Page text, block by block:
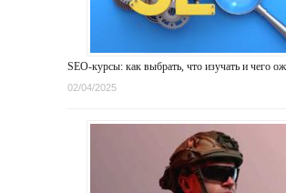
SEO-курсы: как выбрать, что изучать и чего
02/04/2025